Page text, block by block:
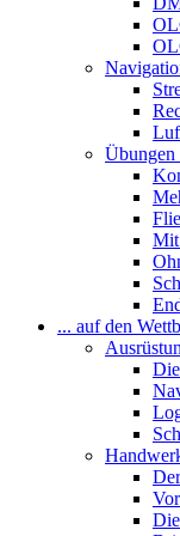
Übungen
Mit
... auf den